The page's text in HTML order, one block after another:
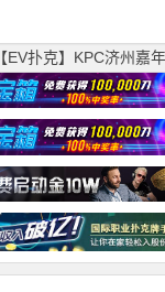
【EV扑克】KPC济州嘉年华早鸟